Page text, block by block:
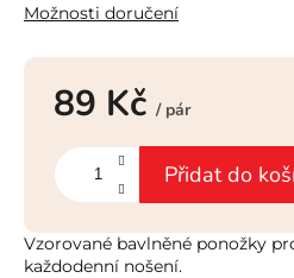
89 Kč / pár
Měrná
cena:
Možnosti doručení
Přidat do
Vzorované bavlněné ponožky
každodenní nošení.